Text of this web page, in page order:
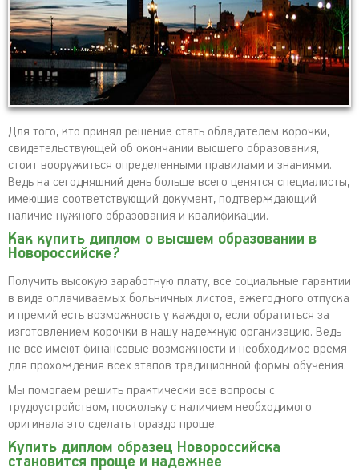
Для того, кто принял решение стать обладателем корочки,
свидетельствующей об окончании высшего образования,
стоит вооружиться определенными правилами и знаниями.
Ведь на сегодняшний день больше всего ценятся специалисты,
имеющие соответствующий документ, подтверждающий
наличие нужного образования и квалификации.
Как купить диплом о высшем образовании в
Новороссийске?
Получить высокую заработную плату, все социальные гарантии
в виде оплачиваемых больничных листов, ежегодного отпуска
и премий есть возможность у каждого, если обратиться за
изготовлением корочки в нашу надежную организацию. Ведь
не все имеют финансовые возможности и необходимое время
для прохождения всех этапов традиционной формы обучения.
Мы помогаем решить практически все вопросы с
трудоустройством, поскольку с наличием необходимого
оригинала это сделать гораздо проще.
Купить диплом образец Новороссийска
становится проще и надежнее